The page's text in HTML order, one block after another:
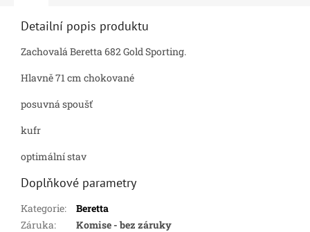
Detailní popis produktu
Zachovalá Beretta 682 Gold Sporting.
Hlavně 71 cm chokované
posuvná spoušť
kufr
optimální stav
Doplňkové parametry
Kategorie:
Beretta
Záruka:
Komise - bez záruky